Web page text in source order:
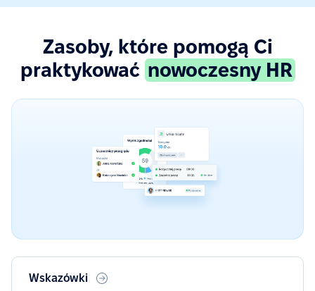
Zasoby, które pomogą Ci
praktykować nowoczesny HR
Wskazówki